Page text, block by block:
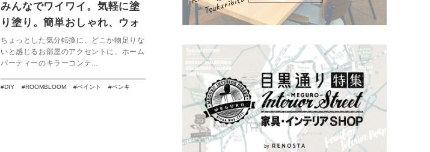
みんなでワイワイ。気軽に塗
り塗り。簡単おしゃれ、ウォ
ールペイント講座。
ちょっとした気分転換に、どこか物足りな
いと感じるお部屋のアクセントに、ホーム
パーティーのキラーコンテ...
DIY ROOMBLOOM ペイント ペンキ